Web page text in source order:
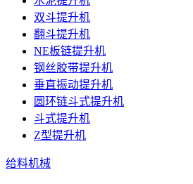
双斗提升机
翻斗提升机
NE板链提升机
钢丝胶带提升机
垂直振动提升机
圆环链斗式提升机
斗式提升机
Z型提升机
给料机械